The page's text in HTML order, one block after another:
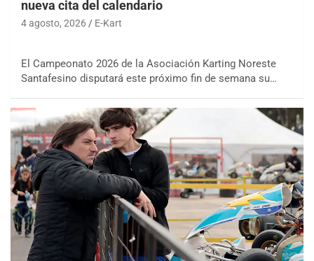
nueva cita del calendario
4 agosto, 2026 E-Kart
El Campeonato 2026 de la Asociación Karting Noreste
Santafesino disputará este próximo fin de semana su…